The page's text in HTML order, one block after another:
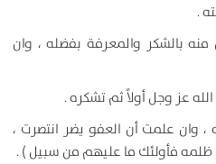
.
بالشكر والمعرفة بفضله ، وان
عز وجل أولاً ثم تشكره .
وان علمت أن العفو يضر انتصرت ،
ظلمه فأولئك ما عليهم من سبيل ) .